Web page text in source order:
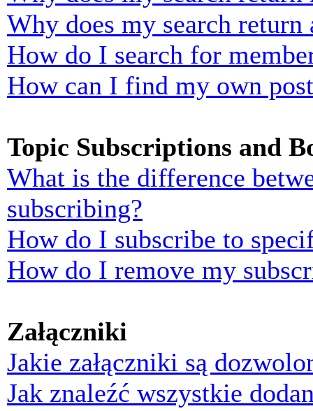
Why does my search return
How do I search for
How can I find my own
Topic Subscriptions and
What is the difference
subscribing?
How do I subscribe to
How do I remove my
Załączniki
Jakie załączniki są
Jak znaleźć wszystkie